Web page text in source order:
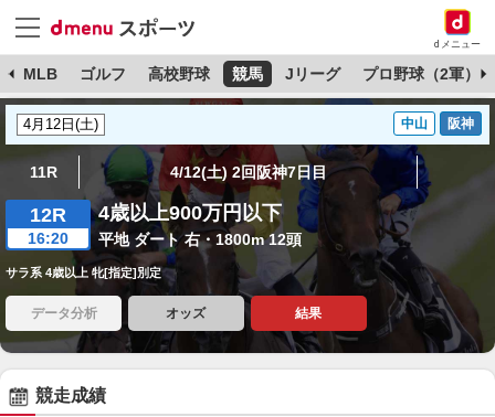
dメニュー
MLB ゴルフ 高校野球 競馬 Jリーグ プロ野球（2軍）
中山 阪神
11R 4/12(土) 2回阪神7日目
12R
16:20
4歳以上900万円以下
平地 ダート 右・1800m 12頭
サラ系 4歳以上 牝[指定]別定
データ分析 オッズ 結果
競走成績